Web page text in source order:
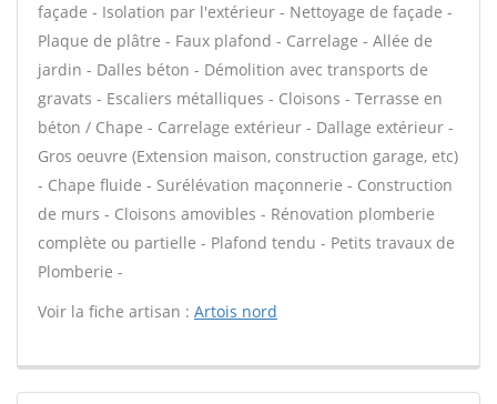
façade - Isolation par l'extérieur - Nettoyage de façade -
Plaque de plâtre - Faux plafond - Carrelage - Allée de
jardin - Dalles béton - Démolition avec transports de
gravats - Escaliers métalliques - Cloisons - Terrasse en
béton / Chape - Carrelage extérieur - Dallage extérieur -
Gros oeuvre (Extension maison, construction garage, etc)
- Chape fluide - Surélévation maçonnerie - Construction
de murs - Cloisons amovibles - Rénovation plomberie
complète ou partielle - Plafond tendu - Petits travaux de
Plomberie -
Voir la fiche artisan : Artois nord